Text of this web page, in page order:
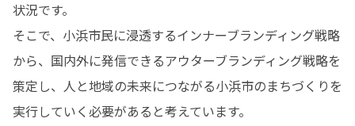
状況です。
そこで、小浜市民に浸透するインナーブランディング戦略
から、国内外に発信できるアウターブランディング戦略を
策定し、人と地域の未来につながる小浜市のまちづくりを
実行していく必要があると考えています。